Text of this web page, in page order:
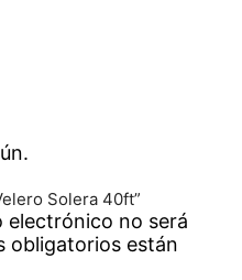
Solera 40ft”
electrónico no será
obligatorios están